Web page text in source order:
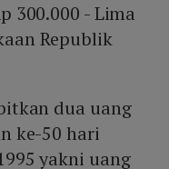
300.000 - Lima
Republik
dua uang
ke-50 hari
yakni uang